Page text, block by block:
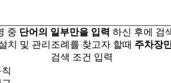
중 단어의 일부만을 입력 하신 후에 검
치 및 관리조례를 찾고자 할때 주차장
검색 조건 입력